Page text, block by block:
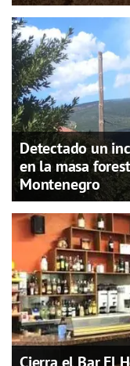
Detectado un
en la masa
Montenegro